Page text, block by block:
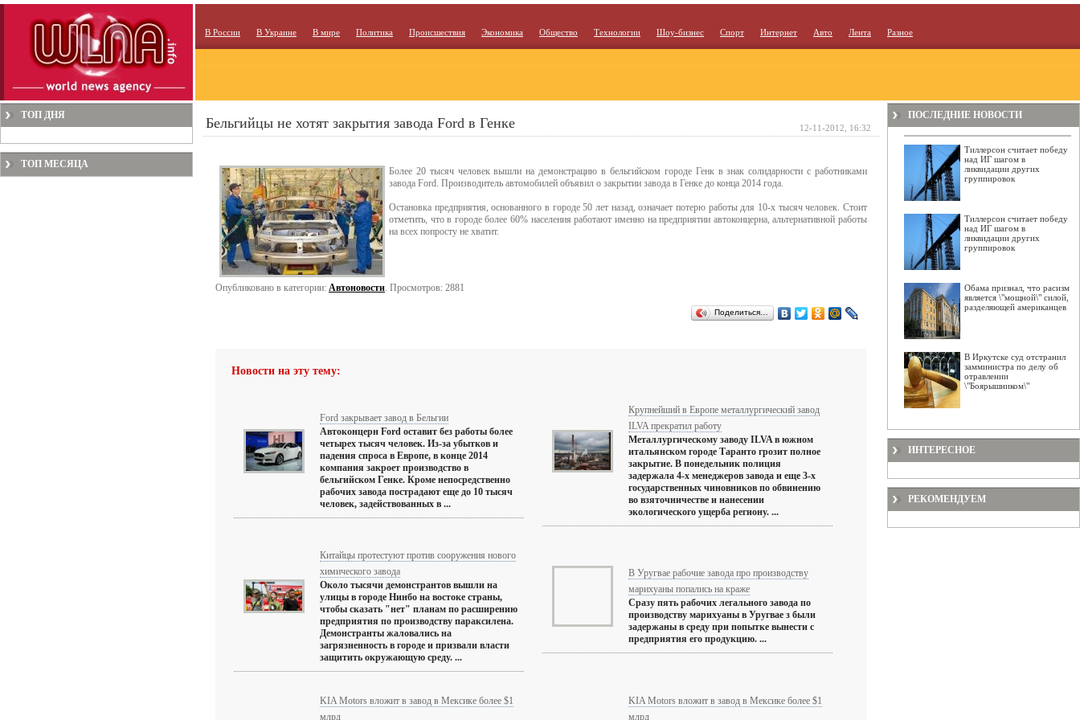
В России В Украине В мире Политика Происшествия Экономика Общество Технологии Шоу-бизнес Спорт Интернет Авто Лента Разное
ТОП ДНЯ
ТОП МЕСЯЦА
Бельгийцы не хотят закрытия завода Ford в Генке
Более 20 тысяч человек вышли на демонстрацию в бельгийском городе Генк в знак солидарности с работниками
завода Ford. Производитель автомобилей объявил о закрытии завода в Генке до конца 2014 года.
Остановка предприятия, основанного в городе 50 лет назад, означает потерю работы для 10-х тысяч человек. Стоит
отметить, что в городе более 60% населения работают именно на предприятии автоконцерна, альтернативной работы
на всех попросту не хватит.
Опубликовано в категории: Автоновости. Просмотров: 2881
Поделиться…
Новости на эту тему:
Ford закрывает завод в Бельгии
Автоконцерн Ford оставит без работы более
четырех тысяч человек. Из-за убытков и
падения спроса в Европе, в конце 2014
компания закроет производство в
бельгийском Генке. Кроме непосредственно
рабочих завода пострадают еще до 10 тысяч
человек, задействованных в ...
Крупнейший в Европе металлургический завод
ILVA прекратил работу
Металлургическому заводу ILVA в южном
итальянском городе Таранто грозит полное
закрытие. В понедельник полиция
задержала 4-х менеджеров завода и еще 3-х
государственных чиновников по обвинению
во взяточничестве и нанесении
экологического ущерба региону. ...
Китайцы протестуют против сооружения нового
химического завода
Около тысячи демонстрантов вышли на
улицы в городе Нинбо на востоке страны,
чтобы сказать "нет" планам по расширению
предприятия по производству параксилена.
Демонстранты жаловались на
загрязненность в городе и призвали власти
защитить окружающую среду. ...
В Уругвае рабочие завода про производству
марихуаны попались на краже
Сразу пять рабочих легального завода по
производству марихуаны в Уругвае з были
задержаны в среду при попытке вынести с
предприятия его продукцию. ...
KIA Motors вложит в завод в Мексике более $1
млрд
KIA Motors вложит в завод в Мексике более $1
млрд
12-11-2012, 16:32
ПОСЛЕДНИЕ НОВОСТИ
Тиллерсон считает победу
над ИГ шагом в
ликвидации других
группировок
Тиллерсон считает победу
над ИГ шагом в
ликвидации других
группировок
Обама признал, что расизм
является \"мощной\" силой,
разделяющей американцев
В Иркутске суд отстранил
замминистра по делу об
отравлении
\"Боярышником\"
ИНТЕРЕСНОЕ
РЕКОМЕНДУЕМ